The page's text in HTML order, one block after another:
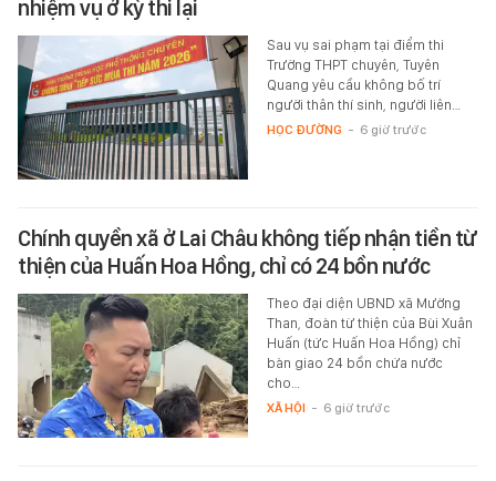
nhiệm vụ ở kỳ thi lại
Sau vụ sai phạm tại điểm thi
Trường THPT chuyên, Tuyên
Quang yêu cầu không bố trí
người thân thí sinh, người liên…
HỌC ĐƯỜNG - 6 giờ trước
Chính quyền xã ở Lai Châu không tiếp nhận tiền từ
thiện của Huấn Hoa Hồng, chỉ có 24 bồn nước
Theo đại diện UBND xã Mường
Than, đoàn từ thiện của Bùi Xuân
Huấn (tức Huấn Hoa Hồng) chỉ
bàn giao 24 bồn chứa nước
cho…
XÃ HỘI - 6 giờ trước